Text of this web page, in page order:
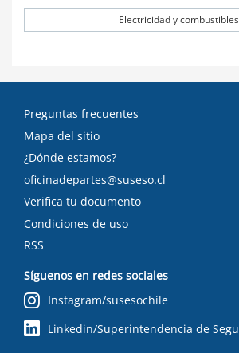
Electricidad y combustibles
Preguntas frecuentes
Mapa del sitio
¿Dónde estamos?
oficinadepartes@suseso.cl
Verifica tu documento
Condiciones de uso
RSS
Síguenos en redes sociales
Instagram/susesochile
Linkedin/Superintendencia de